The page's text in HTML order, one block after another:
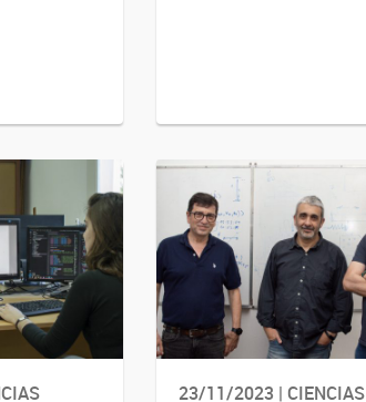
23/11/2023 | CIENCIAS